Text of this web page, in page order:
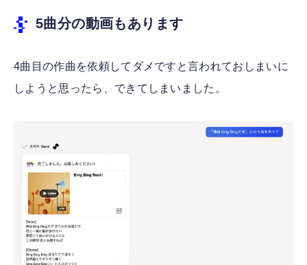
5曲分の動画もあります
4曲目の作曲を依頼してダメですと言われておしまいに
しようと思ったら、できてしまいました。